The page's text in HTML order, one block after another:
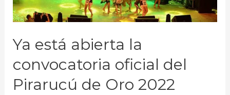
Ya está abierta la
convocatoria oficial del
Pirarucú de Oro 2022